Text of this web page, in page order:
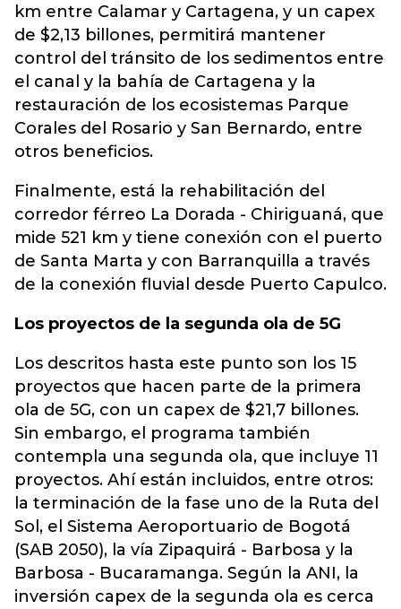
km entre Calamar y Cartagena, y un capex
de $2,13 billones, permitirá mantener
control del tránsito de los sedimentos entre
el canal y la bahía de Cartagena y la
restauración de los ecosistemas Parque
Corales del Rosario y San Bernardo, entre
otros beneficios.
Finalmente, está la rehabilitación del
corredor férreo La Dorada - Chiriguaná, que
mide 521 km y tiene conexión con el puerto
de Santa Marta y con Barranquilla a través
de la conexión fluvial desde Puerto Capulco.
Los proyectos de la segunda ola de 5G
Los descritos hasta este punto son los 15
proyectos que hacen parte de la primera
ola de 5G, con un capex de $21,7 billones.
Sin embargo, el programa también
contempla una segunda ola, que incluye 11
proyectos. Ahí están incluidos, entre otros:
la terminación de la fase uno de la Ruta del
Sol, el Sistema Aeroportuario de Bogotá
(SAB 2050), la vía Zipaquirá - Barbosa y la
Barbosa - Bucaramanga. Según la ANI, la
inversión capex de la segunda ola es cerca